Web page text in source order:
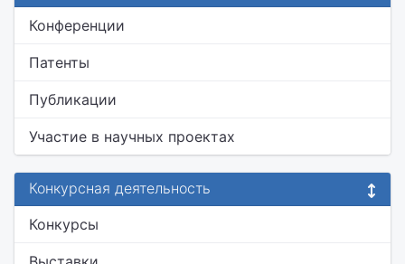
Конференции
Патенты
Публикации
Участие в научных проектах
Конкурсная деятельность
Конкурсы